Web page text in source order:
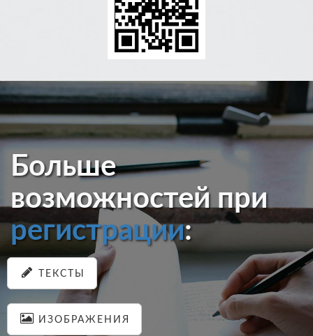
Больше
возможностей при
регистрации:
ТЕКСТЫ
ИЗОБРАЖЕНИЯ